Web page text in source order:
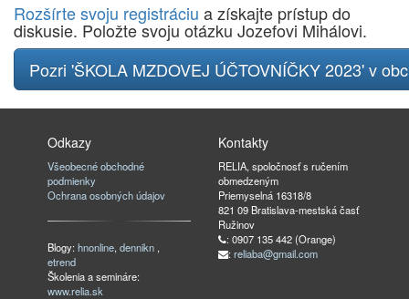
Rozšírte svoju registráciu a získajte prístup do
diskusie. Položte svoju otázku Jozefovi Mihálovi.
Pozri 'ŠKOLA MZDOVEJ ÚČTOVNÍČKY 2023' v
Odkazy
Všeobecné obchodné
podmienky
Ochrana osobných údajov
Blogy:hnonline,dennikn ,
etrend
Školenia a semináre:
www.relia.sk
Kontakty
RELIA, spoločnosť s ručením
obmedzeným
Priemyselná 16318/8
821 09 Bratislava-mestská časť
Ružinov
: 0907 135 442 (Orange)
: reliaba@gmail.com